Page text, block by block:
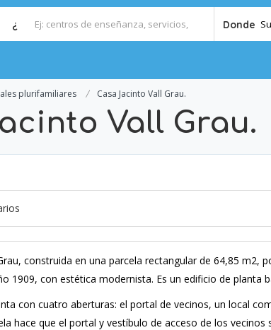
¿ Donde
plurifamiliares Casa Jacinto Vall Grau.
Vall Grau.
construida en una parcela rectangular de 64,85 m2,
1909, con estética modernista. Es un edificio de planta
con cuatro aberturas: el portal de vecinos, un local
hace que el portal y vestíbulo de acceso de los vecinos